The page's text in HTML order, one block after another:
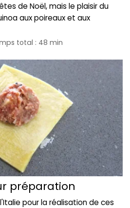
de Noël, mais le plaisir du
aux poireaux et aux
total : 48 min
préparation
pour la réalisation de ces